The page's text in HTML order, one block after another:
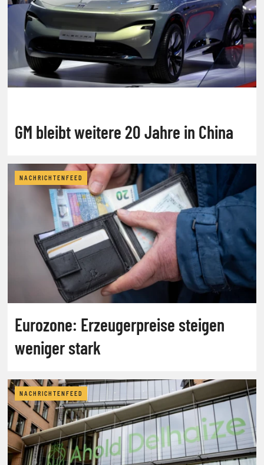
GM bleibt weitere 20 Jahre in China
NACHRICHTENFEED
Eurozone: Erzeugerpreise steigen
weniger stark
NACHRICHTENFEED